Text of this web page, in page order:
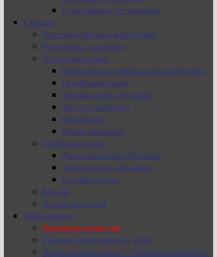
Спортивные достижения
Главная
Противодействие коррупции
Разговоры о важном
Доступная среда
Нормативно-информационный блок
Профориентация
Организация обучения
Трудоустройство
Родителям
Наши партнеры
Цифровая среда
Дистанционное обучение
Электронное обучение
Онлайн-курсы
Музей
Архив новостей
Абитуриенту
Приемная комиссия
Рейтинг абитуриентов 2026
Федеральный проект «Профессионалитет»